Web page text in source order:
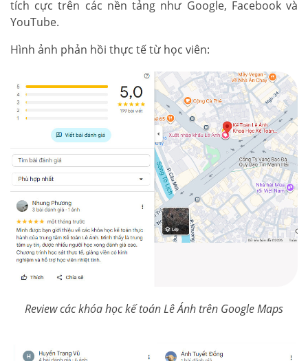
tích cực trên các nền tảng như Google, Facebook và
YouTube.
Hình ảnh phản hồi thực tế từ học viên:
Review các khóa học kế toán Lê Ánh trên Google Maps